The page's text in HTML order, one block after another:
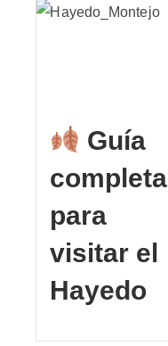
Guía
completa
para
visitar el
Hayedo